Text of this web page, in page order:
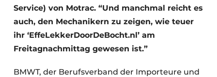
Service) von Motrac. “Und manchmal reicht es
auch, den Mechanikern zu zeigen, wie teuer
ihr ‘EffeLekkerDoorDeBocht.nl’ am
Freitagnachmittag gewesen ist.”
BMWT, der Berufsverband der Importeure und